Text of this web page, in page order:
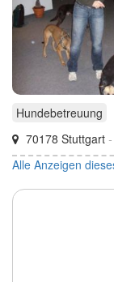
Hundebetreuung
70178 Stuttgart
Alle Anzeigen